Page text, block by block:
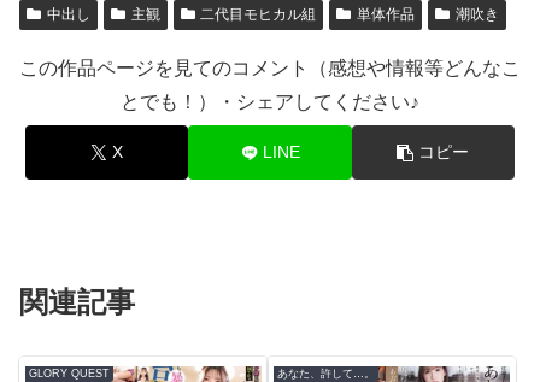
中出し
主観 二代目モヒカル組 単体作品 潮吹き
この作品ページを見てのコメント（感想や情報等どんなこ
とでも！）・シェアしてください♪
X LINE コピー
関連記事
GLORY QUEST あなた、許して…。